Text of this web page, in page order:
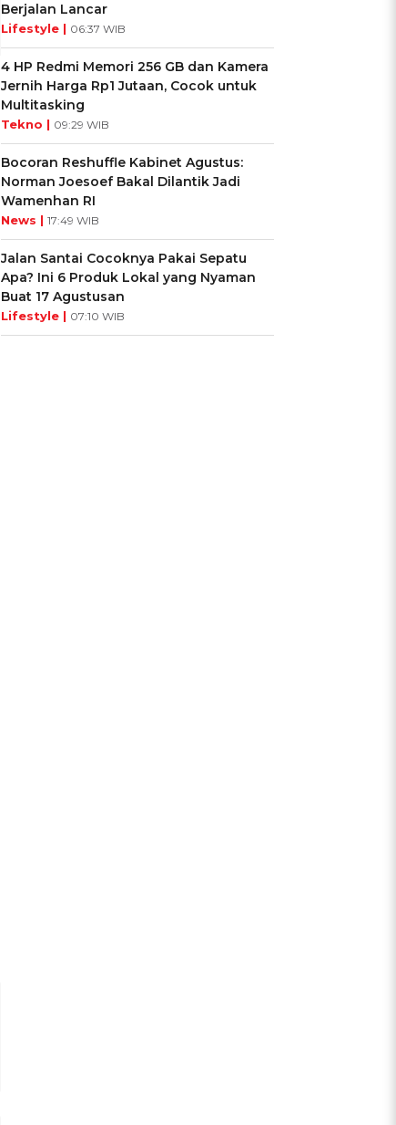
Berjalan Lancar
Lifestyle | 06:37 WIB
4 HP Redmi Memori 256 GB dan Kamera
Jernih Harga Rp1 Jutaan, Cocok untuk
Multitasking
Tekno | 09:29 WIB
Bocoran Reshuffle Kabinet Agustus:
Norman Joesoef Bakal Dilantik Jadi
Wamenhan RI
News | 17:49 WIB
Jalan Santai Cocoknya Pakai Sepatu
Apa? Ini 6 Produk Lokal yang Nyaman
Buat 17 Agustusan
Lifestyle | 07:10 WIB